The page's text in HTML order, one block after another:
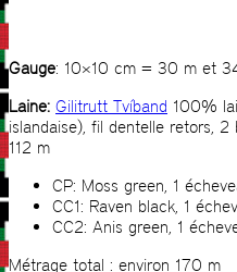
Gauge: 10×10 cm = 30 m et
Laine: Gilitrutt Tvíband 100%
islandaise), fil dentelle retors,
112 m
CP: Moss green, 1
CC1: Raven black, 1
CC2: Anis green, 1
Métrage total : environ 170 m